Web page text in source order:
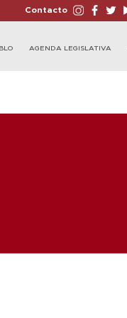
Contacto
AGENDA LEGISLATIVA